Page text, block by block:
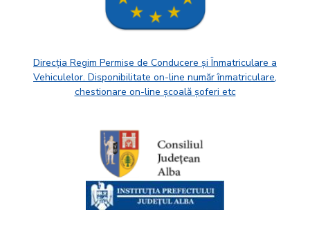
Direcția Regim Permise de Conducere și Înmatriculare a
Vehiculelor. Disponibilitate on-line număr înmatriculare,
chestionare on-line școală șoferi etc